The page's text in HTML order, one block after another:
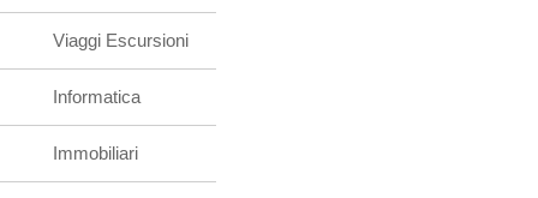
Viaggi Escursioni
Informatica
Immobiliari